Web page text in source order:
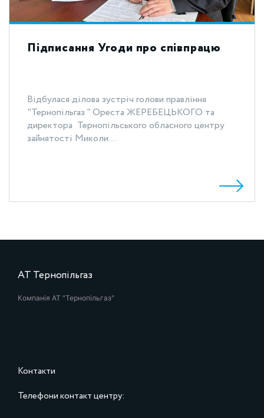
Підписання Угоди про співпрацю
Відбулася ділова зустріч голови правління
"Тернопільгаз " Ореста ЖЕРЕБЕЦЬКОГО та
директора Тернопільського обласного центру
зайнятості Миколи...
АТ Тернопільгаз
Компанія АТ "Тернопільгаз"
Контакти
Телефони контакт центру: